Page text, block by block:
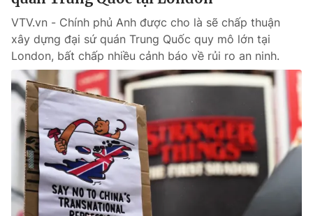
VTV.vn - Chính phủ Anh được cho là sẽ chấp thuận
xây dựng đại sứ quán Trung Quốc quy mô lớn tại
London, bất chấp nhiều cảnh báo về rủi ro an ninh.